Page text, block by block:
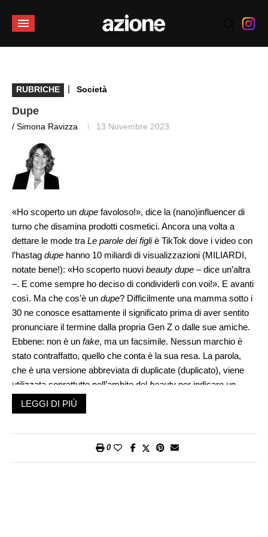
RUBRICHE | Società
Dupe
/ Simona Ravizza 13 Novembre 2023
«Ho scoperto un dupe favoloso!», dice la (nano)influencer di
turno che disamina prodotti cosmetici. Ancora una volta a
dettare le mode tra Le parole dei figliè TikTok dove i video con
l’hastag dupe hanno 10 miliardi di visualizzazioni (MILIARDI,
notate bene!): «Ho scoperto nuovi beauty dupe – dice un’altra
–. E come sempre ho deciso di condividerli con voi!». E avanti
così. Ma che cos’è un dupe? Difficilmente una mamma sotto i
30 ne conosce esattamente il significato prima di aver sentito
pronunciare il termine dalla propria Gen Z o dalle sue amiche.
Ebbene: non è un fake, ma un facsimile. Nessun marchio è
stato contraffatto, quello che conta è la sua resa. La parola,
che è una versione abbreviata di duplicate (duplicato), viene
utilizzata soprattutto nell’ambito del beauty per indicare un
prodotto di make-up molto simile a uno di una marca nota, ma
più economico. Stesse caratteristiche, costo decisamente
I video che invadono TikTok sono molto simili: il viso diviso in
LEGGI DI PIÙ
0